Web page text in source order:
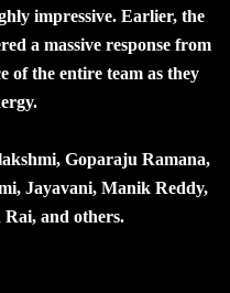
impressive. Earlier, the
a massive response from
of the entire team as they
Goparaju Ramana,
Jayavani, Manik Reddy,
Rai, and others.